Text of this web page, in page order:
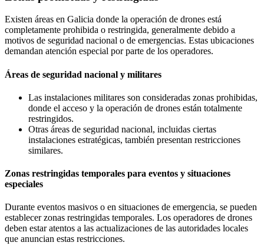
Existen áreas en Galicia donde la operación de drones está
completamente prohibida o restringida, generalmente debido a
motivos de seguridad nacional o de emergencias. Estas ubicaciones
demandan atención especial por parte de los operadores.
Áreas de seguridad nacional y militares
Las instalaciones militares son consideradas zonas prohibidas,
donde el acceso y la operación de drones están totalmente
restringidos.
Otras áreas de seguridad nacional, incluidas ciertas
instalaciones estratégicas, también presentan restricciones
similares.
Zonas restringidas temporales para eventos y situaciones
especiales
Durante eventos masivos o en situaciones de emergencia, se pueden
establecer zonas restringidas temporales. Los operadores de drones
deben estar atentos a las actualizaciones de las autoridades locales
que anuncian estas restricciones.